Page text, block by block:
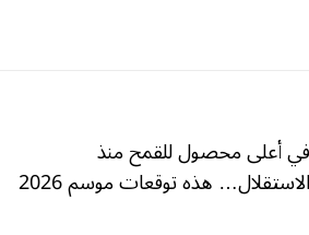
في أعلى محصول للقمح منذ
الاستقلال… هذه توقعات موسم 2026